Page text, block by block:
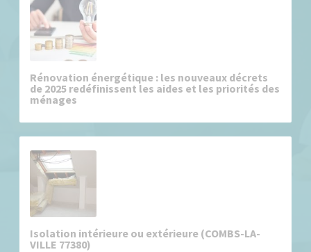
Rénovation énergétique : les nouveaux décrets
de 2025 redéfinissent les aides et les priorités des
ménages
Isolation intérieure ou extérieure (COMBS-LA-
VILLE 77380)